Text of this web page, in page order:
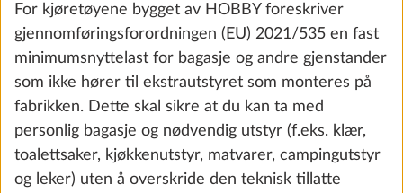
Legg til
For kjøretøyene bygget av HOBBY foreskriver
gjennomføringsforordningen (EU) 2021/535 en fast
minimumsnyttelast for bagasje og andre gjenstander
som ikke hører til ekstrautstyret som monteres på
fabrikken. Dette skal sikre at du kan ta med
personlig bagasje og nødvendig utstyr (f.eks. klær,
toalettsaker, kjøkkenutstyr, matvarer, campingutstyr
og leker) uten å overskride den teknisk tillatte